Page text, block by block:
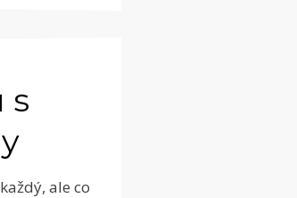
s
ale co